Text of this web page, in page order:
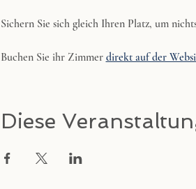
Sichern Sie sich gleich Ihren Platz, um
Buchen Sie ihr Zimmer direkt auf der
Diese